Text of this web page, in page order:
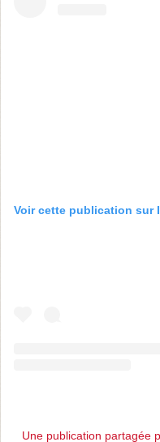
Voir cette publication sur
Une publication partagée